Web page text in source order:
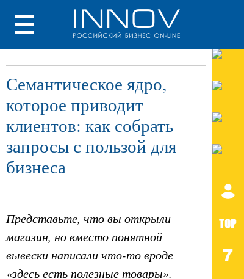
Семантическое ядро,
которое приводит
клиентов: как собрать
запросы с пользой для
бизнеса
Представьте, что вы открыли
магазин, но вместо понятной
вывески написали что-то вроде
«здесь есть полезные товары».